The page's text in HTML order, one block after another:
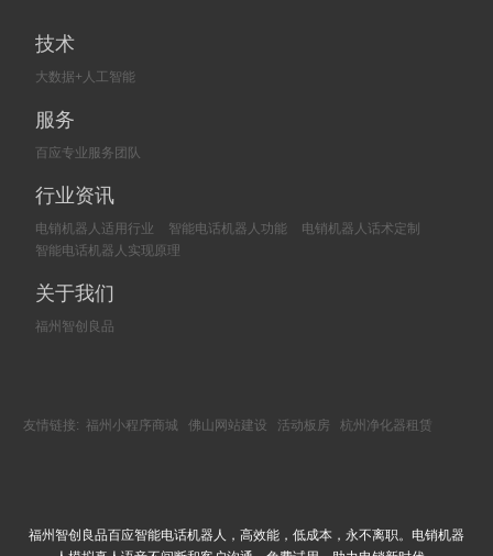
技术
大数据+人工智能
服务
百应专业服务团队
行业资讯
电销机器人适用行业 智能电话机器人功能
电销机器人话术定制
智能电话机器人实现原理
关于我们
福州智创良品
友情链接: 福州小程序商城 佛山网站建设 活动板房 杭州净化器租赁
福州智创良品百应智能电话机器人，高效能，低成本，永不离职。电销机器